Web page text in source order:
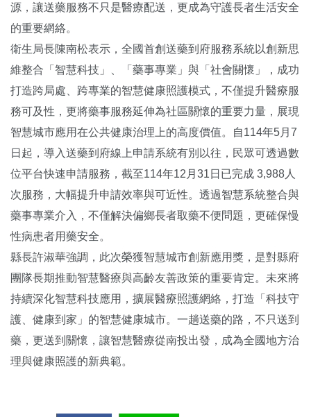
源，讓送藥服務不只是醫療配送，更成為守護長者生活安全
的重要網絡。
衛生局長陳南松表示，全國首創送藥到府服務系統以創新思
維整合「智慧科技」、「藥事專業」與「社會關懷」，成功
打造跨局處、跨專業的智慧健康照護模式，不僅提升醫療服
務可及性，更將藥事服務延伸為社區關懷的重要力量，展現
智慧城市應用在公共健康治理上的高度價值。自114年5月7
日起，導入送藥到府線上申請系統有別以往，民眾可透過數
位平台快速申請服務，截至114年12月31日已完成 3,988人
次服務，大幅提升申請效率與可近性。透過智慧系統整合與
藥事專業介入，不僅解決偏鄉長者取藥不便問題，更確保慢
性病患者用藥安全。
縣長許淑華強調，此次榮獲智慧城市創新應用獎，是對縣府
團隊長期推動智慧醫療與高齡友善政策的重要肯定。未來將
持續深化智慧科技應用，擴展醫療照護網絡，打造「科技守
護、健康到家」的智慧健康城市。一趟送藥的路，不只送到
藥，更送到關懷，讓智慧醫療從南投出發，成為全國地方治
理與健康照護的新典範。